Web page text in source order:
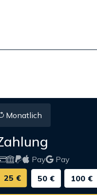
Monatlich
Pay
Pay
25 € 50 € 100 €